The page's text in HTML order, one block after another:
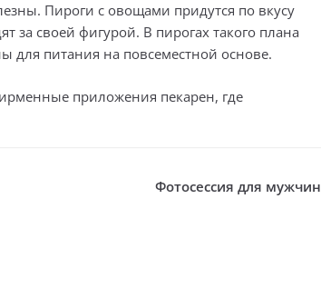
Пироги с овощами придутся по вкусу
за своей фигурой. В пирогах такого плана
для питания на повсеместной основе.
приложения пекарен, где
Фотосессия для мужчин